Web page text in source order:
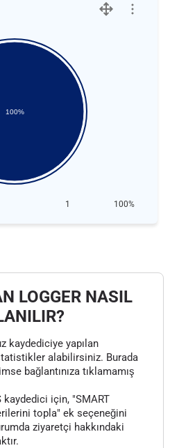
100%
1 100%
LOGGER NASIL
kaydediciye yapılan
alabilirsiniz. Burada
bağlantınıza tıklamamış
kaydedici için, "SMART
topla" ek seçeneğini
ziyaretçi hakkındaki